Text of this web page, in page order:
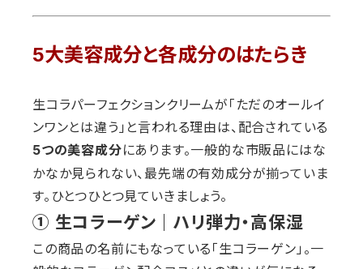
5大美容成分と各成分のはたらき
生コラパーフェクションクリームが「ただのオールイ
ンワンとは違う」と言われる理由は、配合されている
5つの美容成分にあります。一般的な市販品にはな
かなか見られない、最先端の有効成分が揃っていま
す。ひとつひとつ見ていきましょう。
① 生コラーゲン｜ハリ弾力・高保湿
この商品の名前にもなっている「生コラーゲン」。一